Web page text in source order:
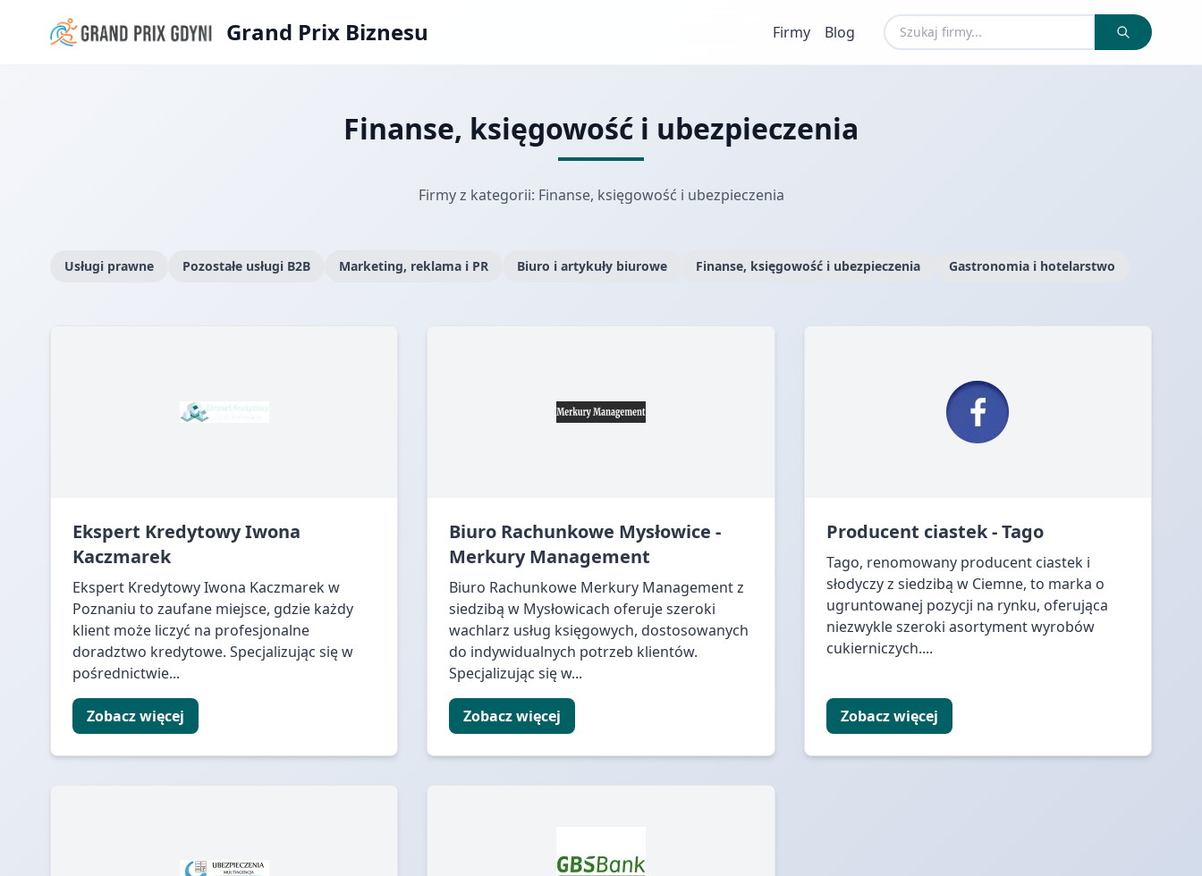
Grand Prix Biznesu Firmy Blog
Finanse, księgowość i ubezpieczenia
Firmy z kategorii: Finanse, księgowość i ubezpieczenia
Usługi prawne Pozostałe usługi B2B Marketing, reklama i PR Biuro i artykuły biurowe Finanse, księgowość i ubezpieczenia Gastronomia i hotelarstwo
Ekspert Kredytowy Iwona
Kaczmarek
Ekspert Kredytowy Iwona Kaczmarek w
Poznaniu to zaufane miejsce, gdzie każdy
klient może liczyć na profesjonalne
doradztwo kredytowe. Specjalizując się w
pośrednictwie...
Zobacz więcej
Biuro Rachunkowe Mysłowice -
Merkury Management
Biuro Rachunkowe Merkury Management z
siedzibą w Mysłowicach oferuje szeroki
wachlarz usług księgowych, dostosowanych
do indywidualnych potrzeb klientów.
Specjalizując się w...
Zobacz więcej
Producent ciastek - Tago
Tago, renomowany producent ciastek i
słodyczy z siedzibą w Ciemne, to marka o
ugruntowanej pozycji na rynku, oferująca
niezwykle szeroki asortyment wyrobów
cukierniczych....
Zobacz więcej